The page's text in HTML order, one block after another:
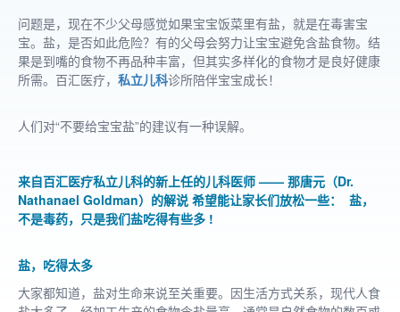
问题是，现在不少父母感觉如果宝宝饭菜里有盐，就是在毒害宝
宝。盐，是否如此危险？有的父母会努力让宝宝避免含盐食物。结
果是到嘴的食物不再品种丰富，但其实多样化的食物才是良好健康
所需。百汇医疗， 私立儿科诊所陪伴宝宝成长！
人们对“不要给宝宝盐”的建议有一种误解。
来自百汇医疗私立儿科的新上任的儿科医师 —— 那唐元（Dr.
Nathanael Goldman）的解说 希望能让家长们放松一些： 盐，
不是毒药，只是我们盐吃得有些多 !
盐，吃得太多
大家都知道，盐对生命来说至关重要。因生活方式关系，现代人食